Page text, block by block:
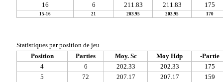
16
6 211.83 211.83 175
15-16 21 203.95 203.95 170
Statistiques par position de jeu
Position
Parties Moy. Sc Moy Hdp
-Partie
4
6 202.33 202.33
175
5
72 207.17 207.17 159